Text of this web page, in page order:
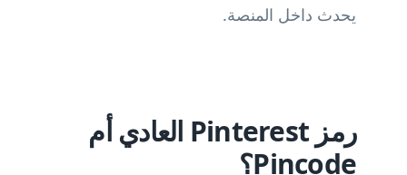
يحدث داخل المنصة.
رمز Pinterest العادي أم
Pincode؟